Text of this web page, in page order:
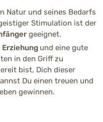
Natur und seines Bedarfs
Stimulation ist der
geeignet.
und eine gute
in den Griff zu
bist, Dich dieser
Du einen treuen und
gewinnen.